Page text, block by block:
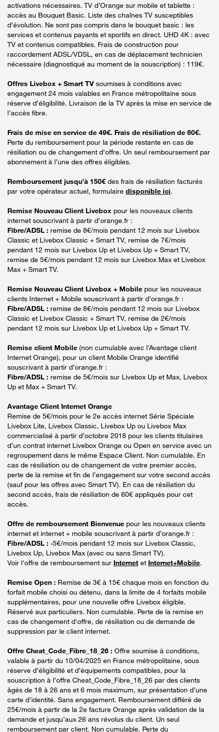
activations nécessaires. TV d’Orange sur mobile et tablette :
accès au Bouquet Basic. Liste des chaînes TV susceptibles
d’évolution. Ne sont pas compris dans le bouquet basic : les
services et contenus payants et sportifs en direct. UHD 4K : avec
TV et contenus compatibles. Frais de construction pour
raccordement ADSL/VDSL, en cas de déplacement technicien
nécessaire (diagnostiqué au moment de la souscription) : 119€.
Offres Livebox + Smart TV soumises à conditions avec
engagement 24 mois valables en France métropolitaine sous
réserve d’éligibilité. Livraison de la TV après la mise en service de
l'accès fibre.
Frais de mise en service de 49€. Frais de résiliation de 60€.
Perte du remboursement pour la période restante en cas de
résiliation ou de changement d'offre. Un seul remboursement par
abonnement à l’une des offres éligibles.
Remboursement jusqu’à 150€ des frais de résiliation facturés
par votre opérateur actuel, formulaire disponible ici.
Remise Nouveau Client Livebox pour les nouveaux clients
internet souscrivant à partir d’orange.fr :
Fibre/ADSL : remise de 8€/mois pendant 12 mois sur Livebox
Classic et Livebox Classic + Smart TV, remise de 7€/mois
pendant 12 mois sur Livebox Up et Livebox Up + Smart TV,
remise de 5€/mois pendant 12 mois sur Livebox Max et Livebox
Max + Smart TV.
Remise Nouveau Client Livebox + Mobile pour les nouveaux
clients Internet + Mobile souscrivant à partir d’orange.fr :
Fibre/ADSL : remise de 8€/mois pendant 12 mois sur Livebox
Classic et Livebox Classic + Smart TV, remise de 2€/mois
pendant 12 mois sur Livebox Up et Livebox Up + Smart TV.
Remise client Mobile (non cumulable avec l’Avantage client
Internet Orange), pour un client Mobile Orange identifié
souscrivant à partir d’orange.fr :
Fibre/ADSL : remise de 5€/mois sur Livebox Up et Max, Livebox
Up et Max + Smart TV.
Avantage Client Internet Orange
Remise de 5€/mois pour le 2e accès internet Série Spéciale
Livebox Lite, Livebox Classic, Livebox Up ou Livebox Max
commercialisé à partir d’octobre 2018 pour les clients titulaires
d’un contrat internet Livebox Orange ou Open en service avec un
regroupement dans le même Espace Client. Non cumulable. En
cas de résiliation ou de changement de votre premier accès,
perte de la remise et fin de l’engagement sur votre second accès
(sauf pour les offres avec Smart TV). En cas de résiliation du
second accès, frais de résiliation de 60€ appliqués pour cet
accès.
Offre de remboursement Bienvenue pour les nouveaux clients
internet et internet + mobile souscrivant à partir d’orange.fr :
Fibre/ADSL : -5€/mois pendant 12 mois sur Livebox Classic,
Livebox Up, Livebox Max (avec ou sans Smart TV).
Voir l'offre de remboursement sur Internet et Internet+Mobile.
Remise Open : Remise de 3€ à 15€ chaque mois en fonction du
forfait mobile choisi ou détenu, dans la limite de 4 forfaits mobile
supplémentaires, pour une nouvelle offre Livebox éligible.
Réservé aux particuliers. Non cumulable. Perte de la remise en
cas de changement d'offre, de résiliation ou de demande de
suppression par le client internet.
Offre Cheat_Code_Fibre_18_26 : Offre soumise à conditions,
valable à partir du 10/04/2025 en France métropolitaine, sous
réserve d’éligibilité et d’équipements compatibles, pour la
souscription à l’offre Cheat_Code_Fibre_18_26 par des clients
âgés de 18 à 26 ans et 6 mois maximum, sur présentation d’une
carte d’identité. Sans engagement. Remboursement différé de
25€/mois à partir de la 2e facture Orange après validation de la
demande et jusqu’aux 26 ans révolus du client. Un seul
remboursement par client. Non cumulable. Perte du